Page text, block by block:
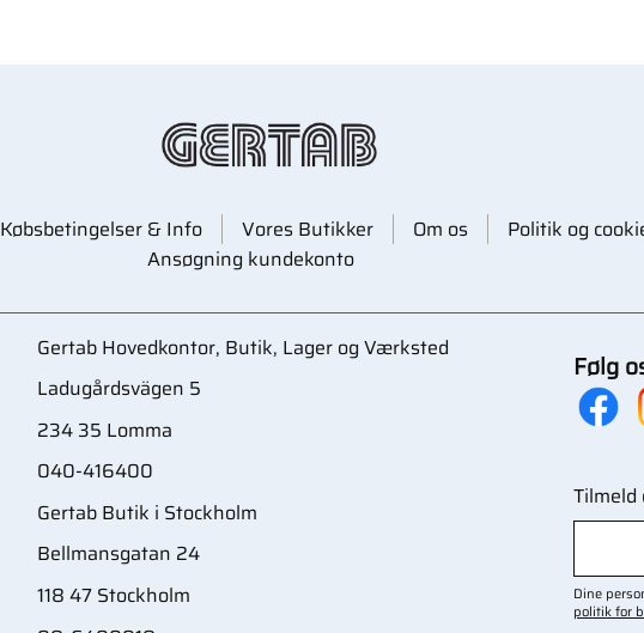
Købsbetingelser & Info Vores Butikker Om os Politik og
Ansøgning kundekonto
Gertab Hovedkontor, Butik, Lager og Værksted
Ladugårdsvägen 5
234 35 Lomma
040-416400
Gertab Butik i Stockholm
Bellmansgatan 24
118 47 Stockholm
Følg
Tilmeld
Dine
politik for